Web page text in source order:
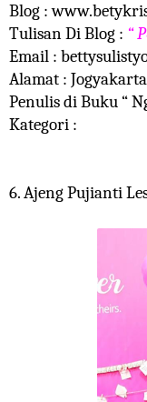
Blog :www.
Tulisan Di Blog : “
Email :
Alamat : Jogyakarta
Penulis di Buku “
Kategori :
6. Ajeng Pujianti